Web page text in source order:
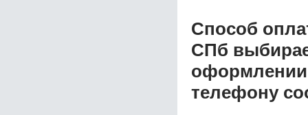
Способ
СПб
оформлении
телефону